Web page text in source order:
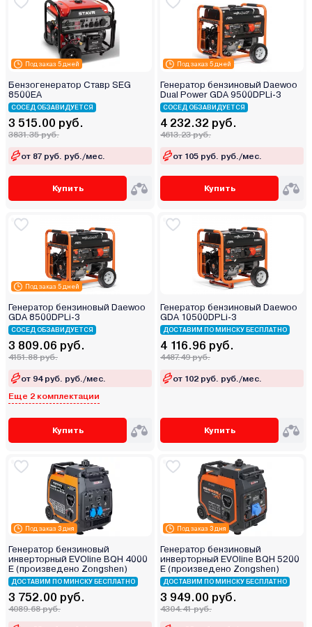
Под заказ 5 дней
Бензогенератор Ставр SEG
8500EA
СОСЕД ОБЗАВИДУЕТСЯ
3 515.00 руб.
3831.35 руб.
от 87 руб. руб./мес.
Купить
Под заказ 5 дней
Генератор бензиновый Daewoo
Dual Power GDA 9500DPLi-3
СОСЕД ОБЗАВИДУЕТСЯ
4 232.32 руб.
4613.23 руб.
от 105 руб. руб./мес.
Купить
Под заказ 5 дней
Генератор бензиновый Daewoo
GDA 8500DPLi-3
СОСЕД ОБЗАВИДУЕТСЯ
3 809.06 руб.
4151.88 руб.
от 94 руб. руб./мес.
Еще 2 комплектации
Купить
Генератор бензиновый Daewoo
GDA 10500DPLi-3
ДОСТАВИМ ПО МИНСКУ БЕСПЛАТНО
4 116.96 руб.
4487.49 руб.
от 102 руб. руб./мес.
Купить
Под заказ 3 дня
Генератор бензиновый
инверторный EVOline BQH 4000
E (произведено Zongshen)
ДОСТАВИМ ПО МИНСКУ БЕСПЛАТНО
3 752.00 руб.
4089.68 руб.
Под заказ 3 дня
Генератор бензиновый
инверторный EVOline BQH 5200
E (произведено Zongshen)
ДОСТАВИМ ПО МИНСКУ БЕСПЛАТНО
3 949.00 руб.
4304.41 руб.